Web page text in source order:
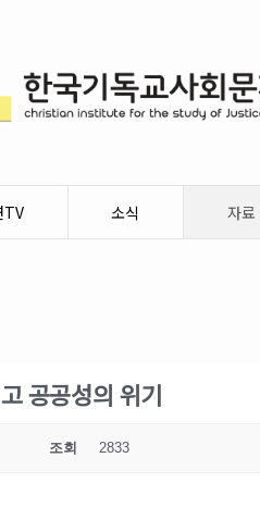
TV 소식 자료
공공성의 위기
조회 2833